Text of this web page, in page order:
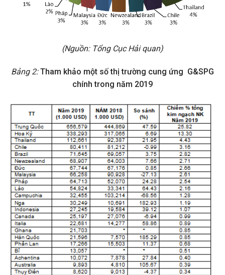
(Nguồn: Tổng Cục Hải quan)
Bảng 2:Tham khảo một số thị trường cung ứng G&SPG
chính trong năm 2019